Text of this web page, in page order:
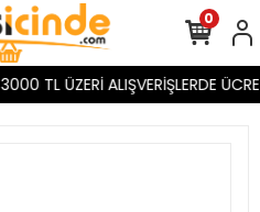
3000 TL ÜZERİ ALIŞVERİŞLERDE
0